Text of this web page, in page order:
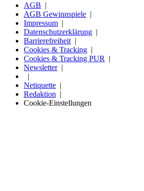
AGB
AGB Gewinnspiele
Impressum
Datenschutzerklärung
Barrierefreiheit
Cookies & Tracking
Cookies & Tracking PUR
Newsletter
Netiquette
Redaktion
Cookie-Einstellungen